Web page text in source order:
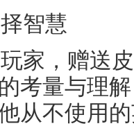
智慧
家，赠送
考量与理
从不使用